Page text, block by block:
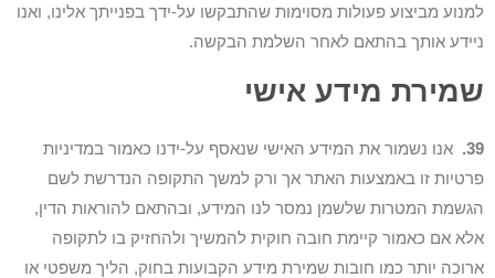
למנוע מביצוע פעולות מסוימות שהתבקשו על-ידך בפנייתך אלינו, ואנו
ניידע אותך בהתאם לאחר השלמת הבקשה.
שמירת מידע אישי
39.
אנו נשמור את המידע האישי שנאסף על-ידנו כאמור במדיניות
פרטיות זו באמצעות האתר אך ורק למשך התקופה הנדרשת לשם
הגשמת המטרות שלשמן נמסר לנו המידע, ובהתאם להוראות הדין,
אלא אם כאמור קיימת חובה חוקית להמשיך ולהחזיק בו לתקופה
ארוכה יותר כמו חובות שמירת מידע הקבועות בחוק, הליך משפטי או